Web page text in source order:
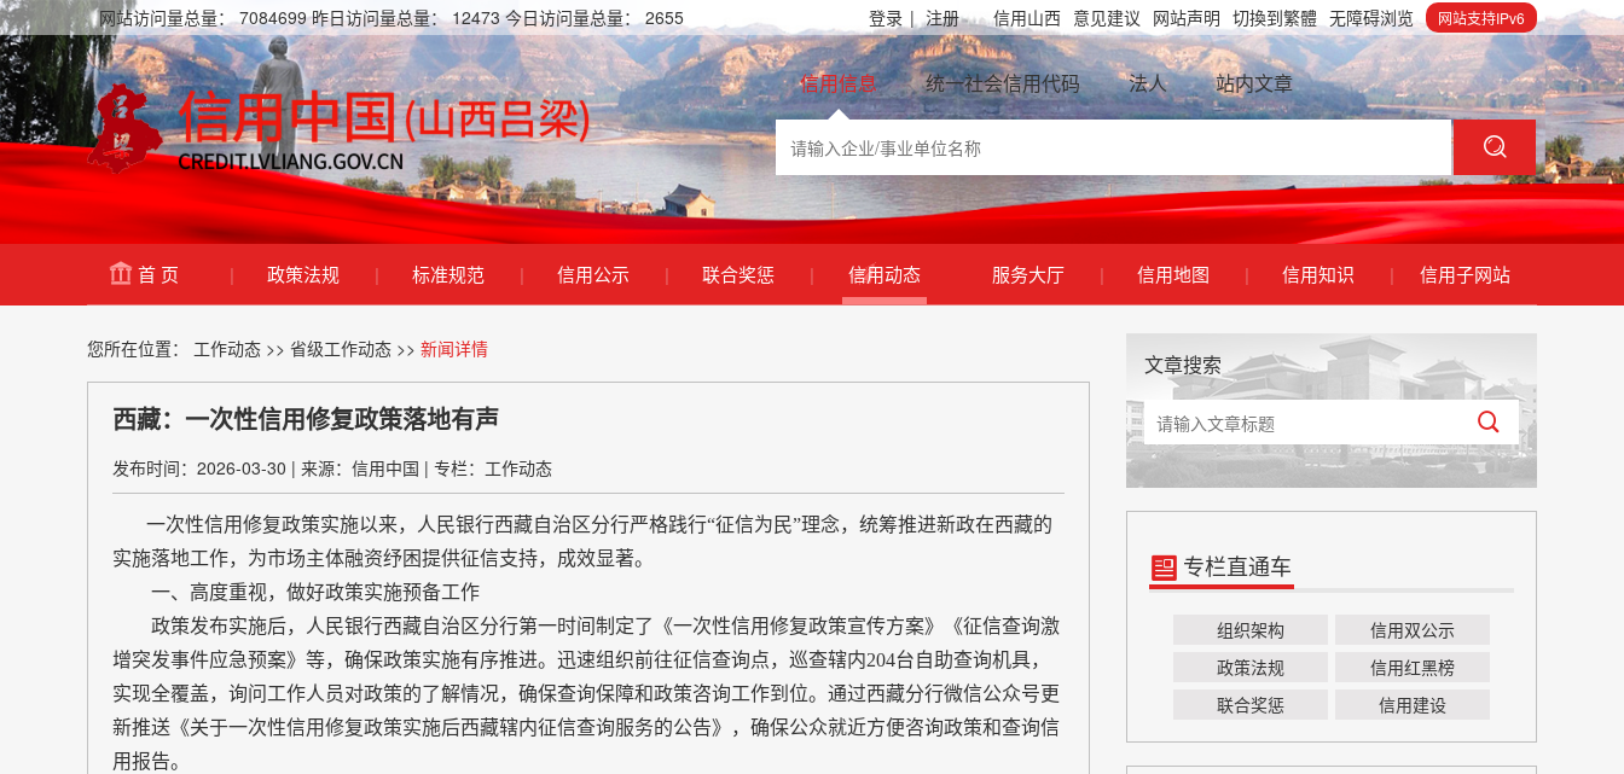
网站访问量总量： 7084699 昨日访问量总量： 12473 今日访问量总量： 2655 网站支持IPv6
无障碍浏览
切換到繁體
网站声明
意见建议
信用山西
登录 | 注册
信用信息 统一社会信用代码 法人 站内文章
首 页 | 政策法规 | 标准规范 | 信用公示 | 联合奖惩 | 信用动态 服务大厅 | 信用地图 | 信用知识 | 信用子网站
您所在位置： 工作动态 >> 省级工作动态 >> 新闻详情
西藏：一次性信用修复政策落地有声
发布时间：2026-03-30 | 来源：信用中国 | 专栏：工作动态
一次性信用修复政策实施以来，人民银行西藏自治区分行严格践行“征信为民”理念，统筹推进新政在西藏的
实施落地工作，为市场主体融资纾困提供征信支持，成效显著。
一、高度重视，做好政策实施预备工作
政策发布实施后，人民银行西藏自治区分行第一时间制定了《一次性信用修复政策宣传方案》《征信查询激
增突发事件应急预案》等，确保政策实施有序推进。迅速组织前往征信查询点，巡查辖内204台自助查询机具，
实现全覆盖，询问工作人员对政策的了解情况，确保查询保障和政策咨询工作到位。通过西藏分行微信公众号更
新推送《关于一次性信用修复政策实施后西藏辖内征信查询服务的公告》，确保公众就近方便咨询政策和查询信
用报告。
文章搜索
专栏直通车
组织架构
信用双公示
政策法规
信用红黑榜
联合奖惩
信用建设